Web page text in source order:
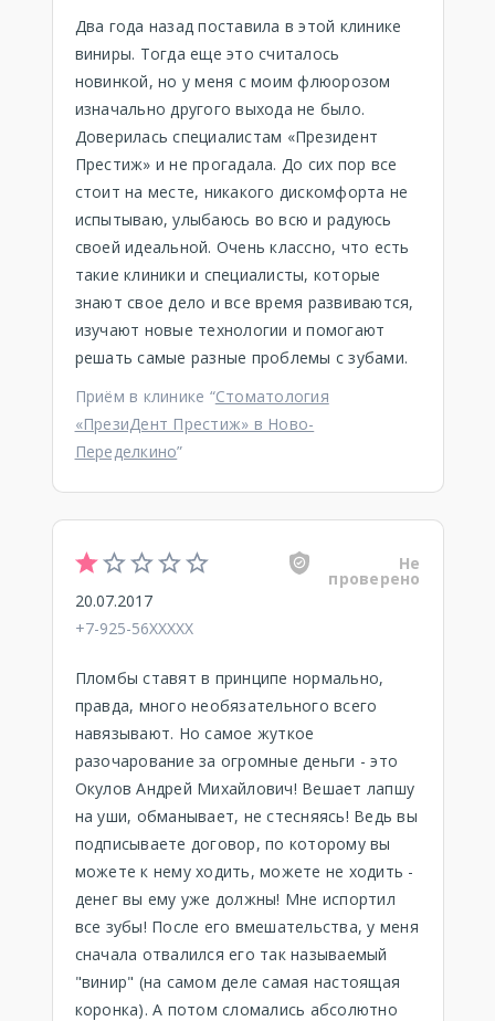
Два года назад поставила в этой клинике
виниры. Тогда еще это считалось
новинкой, но у меня с моим флюорозом
изначально другого выхода не было.
Доверилась специалистам «Президент
Престиж» и не прогадала. До сих пор все
стоит на месте, никакого дискомфорта не
испытываю, улыбаюсь во всю и радуюсь
своей идеальной. Очень классно, что есть
такие клиники и специалисты, которые
знают свое дело и все время развиваются,
изучают новые технологии и помогают
решать самые разные проблемы с зубами.
Приём в клинике “Стоматология
«ПрезиДент Престиж» в Ново-
Переделкино”
Не
проверено
20.07.2017
+7-925-56XXXXX
Пломбы ставят в принципе нормально,
правда, много необязательного всего
навязывают. Но самое жуткое
разочарование за огромные деньги - это
Окулов Андрей Михайлович! Вешает лапшу
на уши, обманывает, не стесняясь! Ведь вы
подписываете договор, по которому вы
можете к нему ходить, можете не ходить -
денег вы ему уже должны! Мне испортил
все зубы! После его вмешательства, у меня
сначала отвалился его так называемый
"винир" (на самом деле самая настоящая
коронка). А потом сломались абсолютно